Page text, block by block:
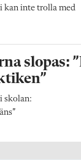
kan inte trolla med
slopas:
skolan: